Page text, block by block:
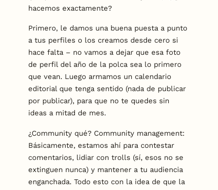
hacemos exactamente?
Primero, le damos una buena puesta a punto
a tus perfiles o los creamos desde cero si
hace falta – no vamos a dejar que esa foto
de perfil del año de la polca sea lo primero
que vean. Luego armamos un calendario
editorial que tenga sentido (nada de publicar
por publicar), para que no te quedes sin
ideas a mitad de mes.
¿Community qué? Community management:
Básicamente, estamos ahí para contestar
comentarios, lidiar con trolls (sí, esos no se
extinguen nunca) y mantener a tu audiencia
enganchada. Todo esto con la idea de que la